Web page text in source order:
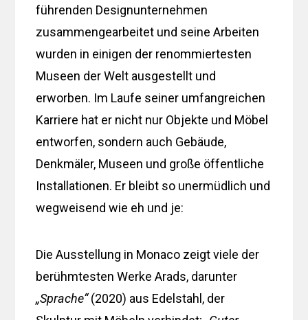
führenden Designunternehmen
zusammengearbeitet und seine Arbeiten
wurden in einigen der renommiertesten
Museen der Welt ausgestellt und
erworben. Im Laufe seiner umfangreichen
Karriere hat er nicht nur Objekte und Möbel
entworfen, sondern auch Gebäude,
Denkmäler, Museen und große öffentliche
Installationen. Er bleibt so unermüdlich und
wegweisend wie eh und je:
Die Ausstellung in Monaco zeigt viele der
berühmtesten Werke Arads, darunter
„Sprache“(2020) aus Edelstahl, der